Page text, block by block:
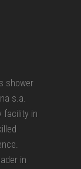
shower
s.a.
facility in
in